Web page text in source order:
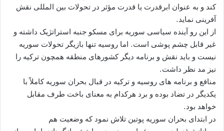
کند و به عنوان ابرقدرت یا قدرت مؤثر در تحولات بین المللی نقش
آفرینی نماید.
از این رو آینده سیاسی سوریه برای مسکو جنبه استراتژیک داشته و
غیر قابل چشم پوشی است. اما روسیه تنها بازیگر تحولات سوریه
نیست و باید نقش و برنامه دیگر کشورهای منطقه همچون ترکیه را
نیز مد نظر داشت.
منافع و برنامه های روسیه و ترکیه در قبال بحران سوریه کاملاً با
یکدیگر در تضاد بوده و برد هرکدام به معنای باخت طرف مقابل
خواهد بود.
در ابتدای بحران سوریه پوتین تلاش نمود که وضعیت هم